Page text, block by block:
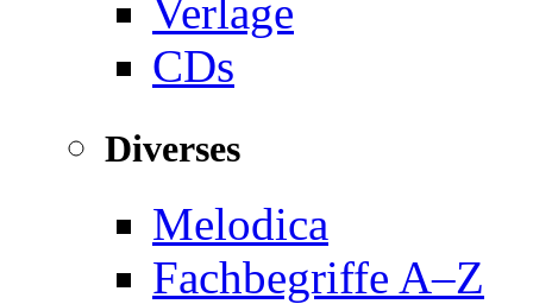
Verlage
CDs
Diverses
Melodica
Fachbegriffe A–Z